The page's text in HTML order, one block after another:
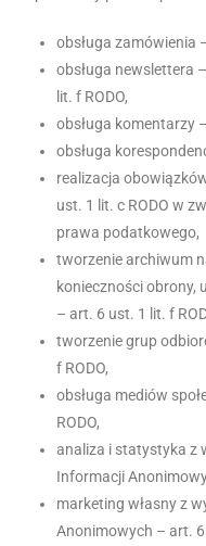
obsługa zamówienia
obsługa newslettera
lit. f RODO,
obsługa komentarzy
obsługa
realizacja
ust. 1 lit. c RODO w
prawa podatkowego,
tworzenie archiwum
konieczności obrony,
– art. 6 ust. 1 lit. f
tworzenie grup
f RODO,
obsługa mediów
RODO,
analiza i statystyka z
Informacji
marketing własny z
Anonimowych – art. 6